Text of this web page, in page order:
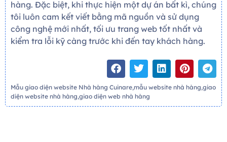
hàng. Đặc biệt, khi thực hiện một dự án bất kì, chúng
tôi luôn cam kết viết bằng mã nguồn và sử dụng
công nghệ mới nhất, tối ưu trang web tốt nhất và
kiểm tra lỗi kỹ càng trước khi đến tay khách hàng.
Mẫu giao diện website Nhà hàng Cuinare,mẫu website nhà hàng,giao
diện website nhà hàng,giao diện web nhà hàng